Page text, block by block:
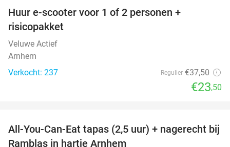
Huur e-scooter voor 1 of 2 personen +
risicopakket
Veluwe Actief
Arnhem
Verkocht: 237
Regulier €37,50
€23,50
34%
All-You-Can-Eat tapas (2,5 uur) + nagerecht bij
Ramblas in hartje Arnhem